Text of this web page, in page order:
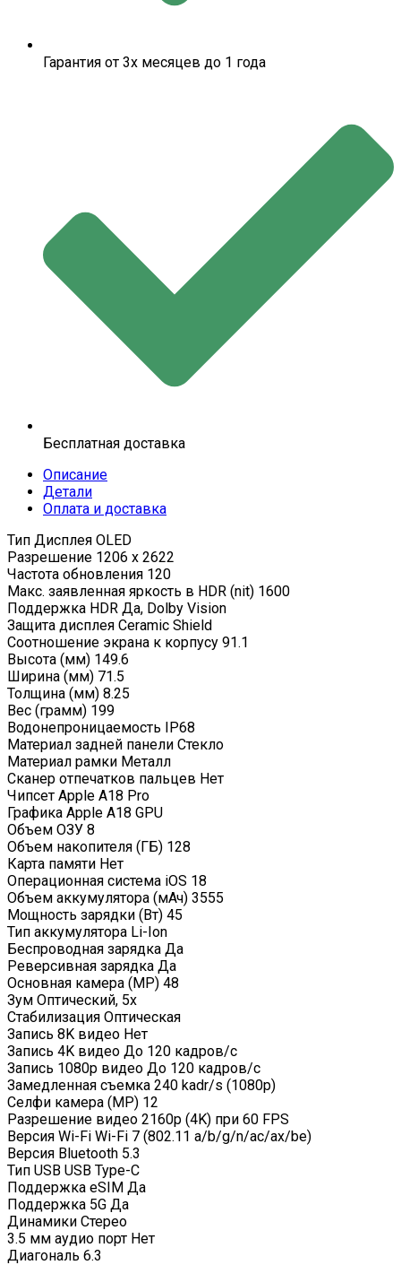
Гарантия от 3х месяцев до 1 года
Бесплатная доставка
Описание
Детали
Оплата и доставка
Тип Дисплея OLED
Разрешение 1206 x 2622
Частота обновления 120
Макс. заявленная яркость в HDR (nit) 1600
Поддержка HDR Да, Dolby Vision
Защита дисплея Ceramic Shield
Соотношение экрана к корпусу 91.1
Высота (мм) 149.6
Ширина (мм) 71.5
Толщина (мм) 8.25
Вес (грамм) 199
Водонепроницаемость IP68
Материал задней панели Стекло
Материал рамки Металл
Сканер отпечатков пальцев Нет
Чипсет Apple A18 Pro
Графика Apple A18 GPU
Объем ОЗУ 8
Объем накопителя (ГБ) 128
Карта памяти Нет
Операционная система iOS 18
Объем аккумулятора (мАч) 3555
Мощность зарядки (Вт) 45
Тип аккумулятора Li-Ion
Беспроводная зарядка Да
Реверсивная зарядка Да
Основная камера (MP) 48
Зум Оптический, 5x
Стабилизация Оптическая
Запись 8K видео Нет
Запись 4K видео До 120 кадров/c
Запись 1080p видео До 120 кадров/с
Замедленная съемка 240 kadr/s (1080p)
Селфи камера (MP) 12
Разрешение видео 2160p (4K) при 60 FPS
Версия Wi-Fi Wi-Fi 7 (802.11 a/b/g/n/ac/ax/be)
Версия Bluetooth 5.3
Тип USB USB Type-C
Поддержка eSIM Да
Поддержка 5G Да
Динамики Стерео
3.5 мм аудио порт Нет
Диагональ 6.3